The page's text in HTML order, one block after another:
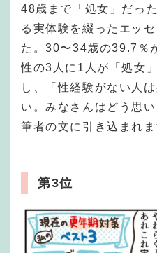
48歳まで「処女」だっ
る実体験を綴ったエッ
た。30〜34歳の39.7％
性の3人に1人が「処女
し、「性経験がない人
い。みなさんはどう思
筆者の文に引き込まれま
第3位